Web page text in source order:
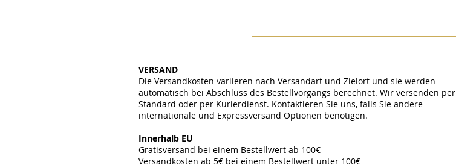
VERSAND
Die Versandkosten variieren nach Versandart und Zielort und sie werden
automatisch bei Abschluss des Bestellvorgangs berechnet. Wir versenden per
Standard oder per Kurierdienst. Kontaktieren Sie uns, falls Sie andere
internationale und Expressversand Optionen benötigen.
Innerhalb EU
Gratisversand bei einem Bestellwert ab 100€
Versandkosten ab 5€ bei einem Bestellwert unter 100€